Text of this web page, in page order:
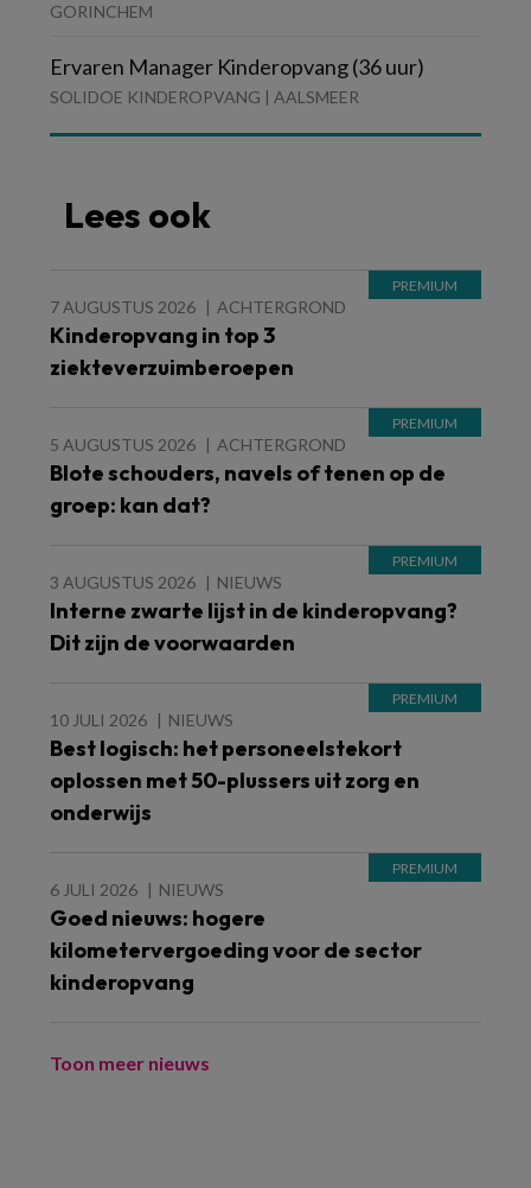
GORINCHEM
Ervaren Manager Kinderopvang (36 uur)
SOLIDOE KINDEROPVANG | AALSMEER
Lees ook
7 AUGUSTUS 2026 ACHTERGROND
Kinderopvang in top 3
ziekteverzuimberoepen
5 AUGUSTUS 2026 ACHTERGROND
Blote schouders, navels of tenen op de
groep: kan dat?
3 AUGUSTUS 2026 NIEUWS
Interne zwarte lijst in de kinderopvang?
Dit zijn de voorwaarden
10 JULI 2026 NIEUWS
Best logisch: het personeelstekort
oplossen met 50-plussers uit zorg en
onderwijs
6 JULI 2026 NIEUWS
Goed nieuws: hogere
kilometervergoeding voor de sector
kinderopvang
Toon meer nieuws